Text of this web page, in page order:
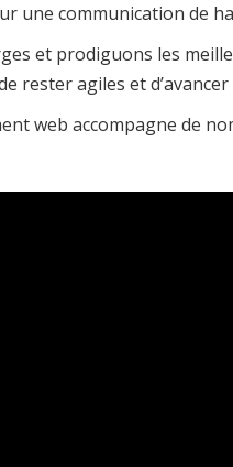
une communication de
et prodiguons les
rester agiles et
web accompagne de